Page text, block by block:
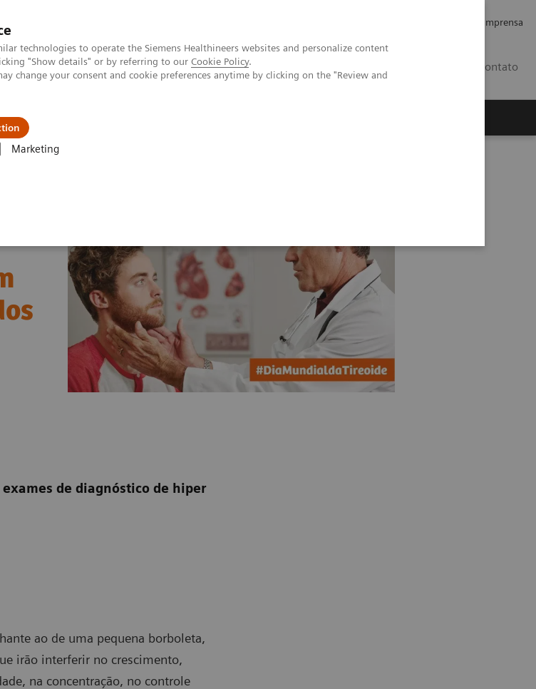
technologies to operate the Siemens Healthineers websites and personalize content
"Show details" or by referring to our Cookie Policy.
change your consent and cookie preferences anytime by clicking on the "Review and
Marketing
Imprensa
Contato
de pós-venda
de diagnóstico de hiper
ao de uma pequena borboleta,
irão interferir no crescimento,
na concentração, no controle